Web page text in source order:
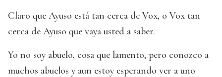
Claro que Ayuso está tan cerca de Vox, o Vox tan
cerca de Ayuso que vaya usted a saber.
Yo no soy abuelo, cosa que lamento, pero conozco a
muchos abuelos y aun estoy esperando ver a uno